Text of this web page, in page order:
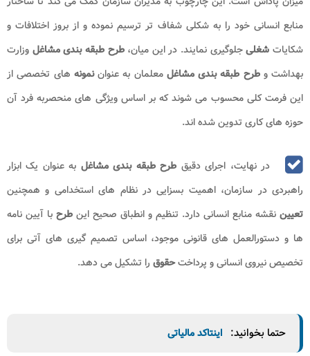
منابع انسانی خود را به شکلی شفاف تر ترسیم نموده و از بروز اختلافات و
شکایات شغلیجلوگیری نمایند. در این میان،طرح طبقه بندی مشاغل وزارت
بهداشت وطرح طبقه بندی مشاغل معلمان به عنواننمونه های تخصصی از
این فرمت کلی محسوب می شوند که بر اساس ویژگی های منحصربه فرد آن
حوزه های کاری تدوین شده اند.
در نهایت، اجرای دقیق طرح طبقه بندی مشاغل به عنوان یک ابزار
راهبردی در سازمان، اهمیت بسزایی در نظام های استخدامی و همچنین
تعیین نقشه منابع انسانی دارد. تنظیم و انطباق صحیح این طرح با آیین نامه
ها و دستورالعمل های قانونی موجود، اساس تصمیم گیری های آتی برای
تخصیص نیروی انسانی و پرداختحقوق را تشکیل می دهد.
حتما بخوانید: اینتاکد مالیاتی